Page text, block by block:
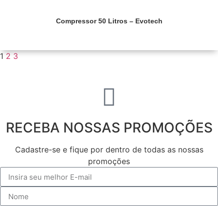
Compressor 50 Litros – Evotech
1 2 3
RECEBA NOSSAS PROMOÇÕES
Cadastre-se e fique por dentro de todas as nossas
promoções